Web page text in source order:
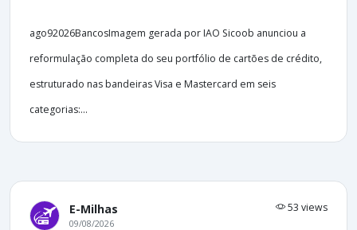
ago92026BancosImagem gerada por IAO Sicoob anunciou a
reformulação completa do seu portfólio de cartões de crédito,
estruturado nas bandeiras Visa e Mastercard em seis
categorias:...
E-Milhas 53 views
09/08/2026